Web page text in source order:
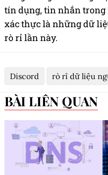
tín dụng, tin nhắn trong
xác thực là những dữ
rò rỉ lần này.
Discord rò rỉ dữ liệu
BÀI LIÊN QUAN